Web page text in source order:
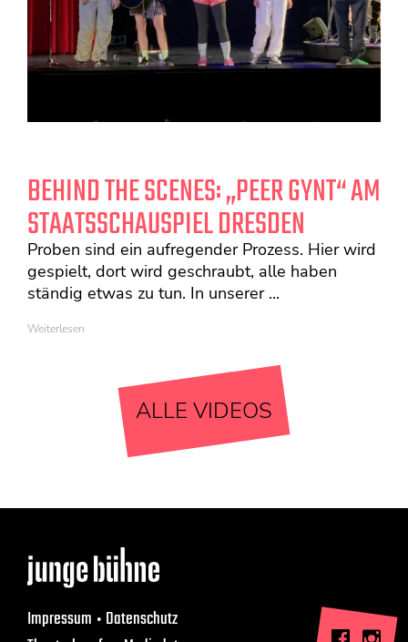
BEHIND THE SCENES: „PEER GYNT“ AM
STAATSSCHAUSPIEL DRESDEN
Proben sind ein aufregender Prozess. Hier wird
gespielt, dort wird geschraubt, alle haben
ständig etwas zu tun. In unserer ...
Weiterlesen
ALLE VIDEOS
Impressum Datenschutz